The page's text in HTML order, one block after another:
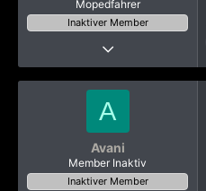
Mopedfahrer
Inaktiver Member
21 Oktober 2008
8.193
A
Avani
Member Inaktiv
Inaktiver Member